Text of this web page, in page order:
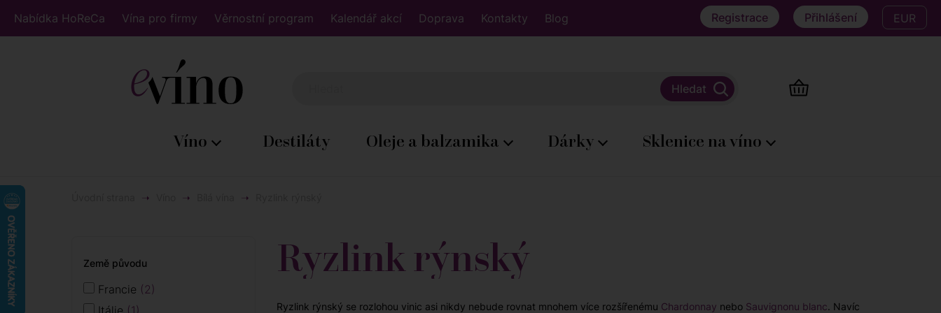
Nabídka HoReCa Vína pro firmy Věrnostní program Kalendář akcí Doprava Kontakty Blog Registrace Přihlášení EUR
Víno Destiláty Oleje a balzamika Dárky Sklenice na víno
Ryzlink rýnský
Ryzlink rýnský se rozlohou vinic asi nikdy nebude rovnat mnohem více rozšířenému Chardonnay nebo Sauvignonu blanc. Navíc
Země původu
Francie
2
Itálie
1